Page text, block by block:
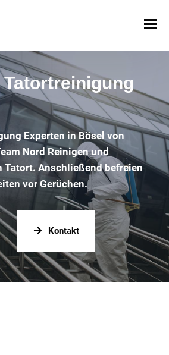
Tatortreinigung
Experten in Bösel von
Nord Reinigen und
Tatort. Anschließend befreien
vor Gerüchen.
Kontakt